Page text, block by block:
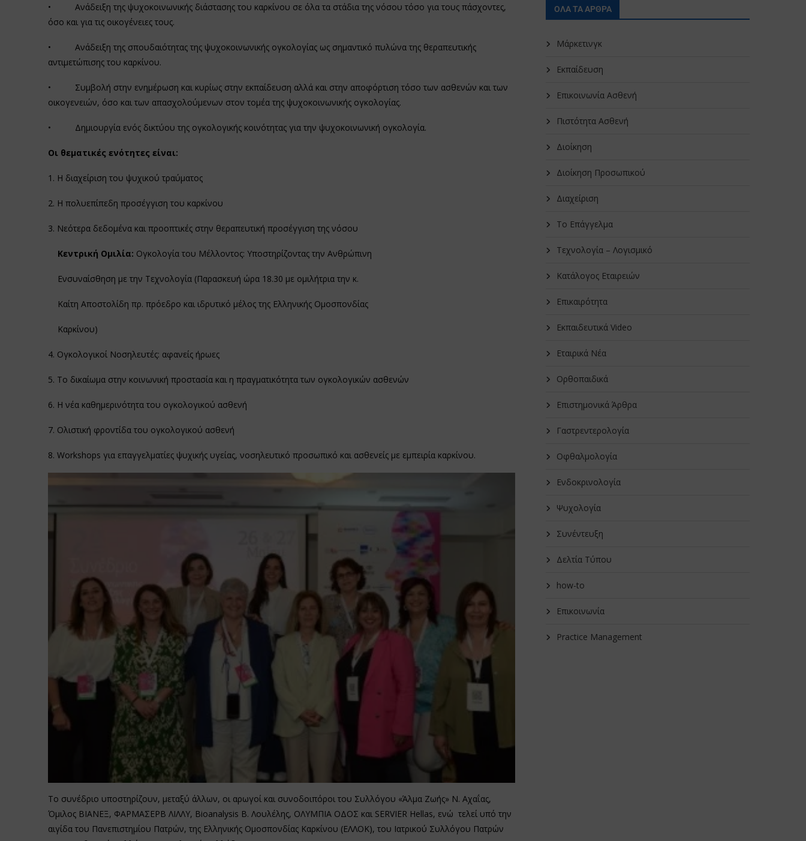
• Ανάδειξη της ψυχοκοινωνικής διάστασης του καρκίνου σε όλα τα στάδια της νόσου τόσο για τους πάσχοντες,
όσο και για τις οικογένειες τους.
• Ανάδειξη της σπουδαιότητας της ψυχοκοινωνικής ογκολογίας ως σημαντικό πυλώνα της θεραπευτικής
αντιμετώπισης του καρκίνου.
• Συμβολή στην ενημέρωση και κυρίως στην εκπαίδευση αλλά και στην αποφόρτιση τόσο των ασθενών και των
οικογενειών, όσο και των απασχολούμενων στον τομέα της ψυχοκοινωνικής ογκολογίας.
• Δημιουργία ενός δικτύου της ογκολογικής κοινότητας για την ψυχοκοινωνική ογκολογία.
Οι θεματικές ενότητες είναι:
1. Η διαχείριση του ψυχικού τραύματος
2. Η πολυεπίπεδη προσέγγιση του καρκίνου
3. Νεότερα δεδομένα και προοπτικές στην θεραπευτική προσέγγιση της νόσου
Κεντρική Ομιλία: Ογκολογία του Μέλλοντος: Υποστηρίζοντας την Ανθρώπινη
Ενσυναίσθηση με την Τεχνολογία (Παρασκευή ώρα 18.30 με ομιλήτρια την κ.
Καίτη Αποστολίδη πρ. πρόεδρο και ιδρυτικό μέλος της Ελληνικής Ομοσπονδίας
Καρκίνου)
4. Ογκολογικοί Νοσηλευτές: αφανείς ήρωες
5. Το δικαίωμα στην κοινωνική προστασία και η πραγματικότητα των ογκολογικών ασθενών
6. Η νέα καθημερινότητα του ογκολογικού ασθενή
7. Ολιστική φροντίδα του ογκολογικού ασθενή
8. Workshops για επαγγελματίες ψυχικής υγείας, νοσηλευτικό προσωπικό και ασθενείς με εμπειρία καρκίνου.
Το συνέδριο υποστηρίζουν, μεταξύ άλλων, οι αρωγοί και συνοδοιπόροι του Συλλόγου «Άλμα Ζωής» Ν. Αχαΐας,
Όμιλος ΒΙΑΝΕΞ, ΦΑΡΜΑΣΕΡΒ ΛΙΛΛΥ, Bioanalysis Β. Λουλέλης, ΟΛΥΜΠΙΑ ΟΔΟΣ και SERVIER Hellas, ενώ τελεί υπό την
αιγίδα του Πανεπιστημίου Πατρών, της Ελληνικής Ομοσπονδίας Καρκίνου (ΕΛΛΟΚ), του Ιατρικού Συλλόγου Πατρών
ΟΛΑ ΤΑ ΑΡΘΡΑ
Μάρκετινγκ
Εκπαίδευση
Επικοινωνία Ασθενή
Πιστότητα Ασθενή
Διοίκηση
Διοίκηση Προσωπικού
Διαχείριση
Το Επάγγελμα
Τεχνολογία – Λογισμικό
Κατάλογος Εταιρειών
Επικαιρότητα
Εκπαιδευτικά Video
Εταιρικά Νέα
Oρθοπαιδικά
Επιστημονικά Άρθρα
Γαστρεντερολογία
Οφθαλμολογία
Ενδοκρινολογία
Ψυχολογία
Συνέντευξη
Δελτία Τύπου
how-to
Επικοινωνία
Practice Management